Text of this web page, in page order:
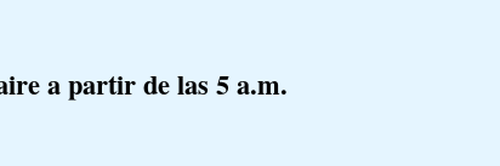
a partir de las 5 a.m.